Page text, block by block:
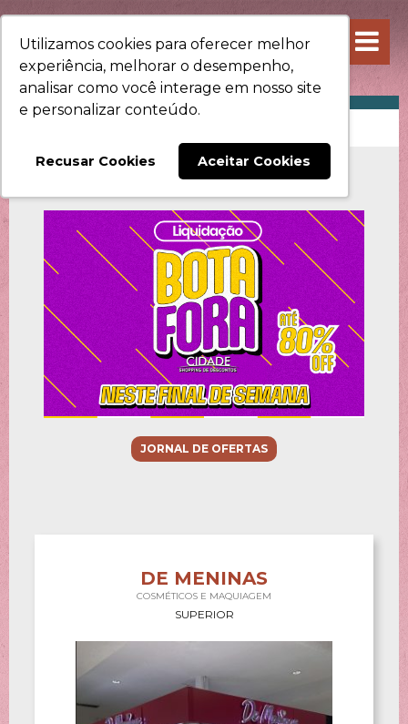
Utilizamos cookies para oferecer melhor
experiência, melhorar o desempenho,
analisar como você interage em nosso site
e personalizar conteúdo.
Recusar Cookies Aceitar Cookies
JORNAL DE OFERTAS
DE MENINAS
COSMÉTICOS E MAQUIAGEM
SUPERIOR